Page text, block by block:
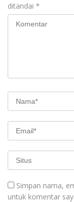
ditandai *
Simpan nama,
untuk komentar